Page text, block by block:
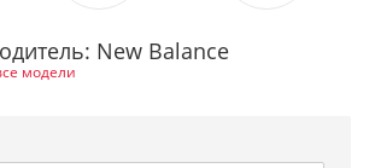
New Balance
модели